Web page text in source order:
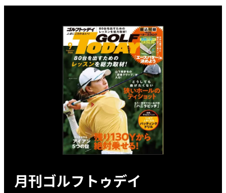
月刊ゴルフトゥデイ